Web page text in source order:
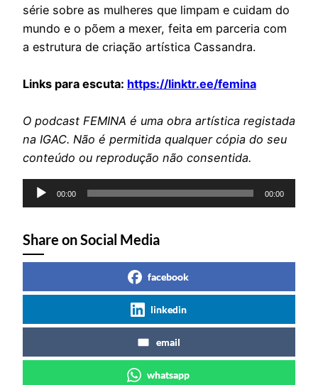
série sobre as mulheres que limpam e cuidam do
mundo e o põem a mexer, feita em parceria com
a estrutura de criação artística Cassandra.
Links para escuta: https://linktr.ee/femina
O podcast FEMINA é uma obra artística registada
na IGAC. Não é permitida qualquer cópia do seu
conteúdo ou reprodução não consentida.
Reprodutor
de
00:00 00:00
Share on Social Media
facebook
linkedin
email
whatsapp